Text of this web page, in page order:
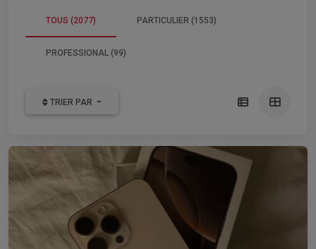
TOUS (2077) PARTICULIER (1553)
PROFESSIONAL (99)
TRIER PAR